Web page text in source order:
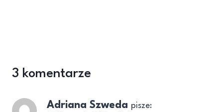
3 komentarze
Adriana Szweda pisze: